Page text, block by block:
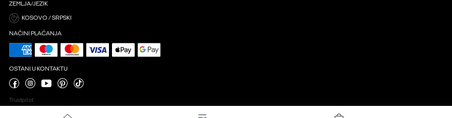
ZEMLJA/JEZIK
KOSOVO / SRPSKI
NAČINI PLAĆANJA
OSTANI U KONTAKTU
Trustpilot